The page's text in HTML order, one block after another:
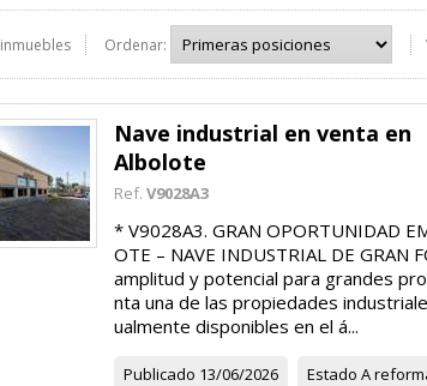
inmuebles Ordenar:
Nave industrial en venta en
Albolote
Ref. V9028A3
* V9028A3. GRAN OPORTUNIDAD
OTE – NAVE INDUSTRIAL DE GRAN
amplitud y potencial para grandes
nta una de las propiedades
ualmente disponibles en el á...
Publicado 13/06/2026 Estado A